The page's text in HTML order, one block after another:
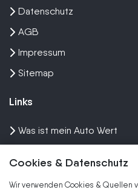
Cookies & Datenschutz
Wir verwenden Cookies & Quellen
Datenschutz
AGB
Impressum
Sitemap
Links
Was ist mein Auto Wert